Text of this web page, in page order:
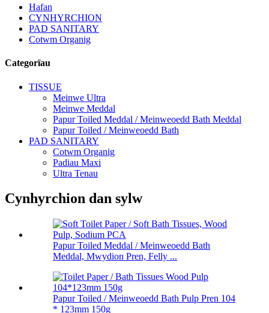
Hafan
CYNHYRCHION
PAD SANITARY
Cotwm Organig
Categorïau
TISSUE
Meinwe Ultra
Meinwe Meddal
Papur Toiled Meddal / Meinweoedd Bath Meddal
Papur Toiled / Meinweoedd Bath
PAD SANITARY
Cotwm Organig
Padiau Maxi
Ultra Tenau
Cynhyrchion dan sylw
Papur Toiled Meddal / Meinweoedd Bath
Meddal, Mwydion Pren, Felly ...
Papur Toiled / Meinweoedd Bath Pulp Pren 104
* 123mm 150g